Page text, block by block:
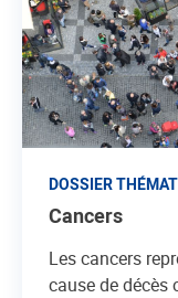
DOSSIER
Cancers
Les cancers
cause de décès